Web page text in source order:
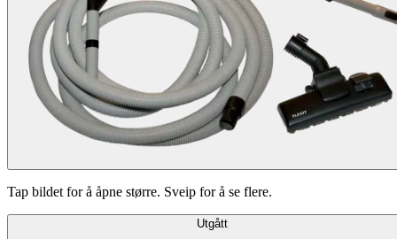
Tap bildet for å åpne større. Sveip for å se flere.
Utgått